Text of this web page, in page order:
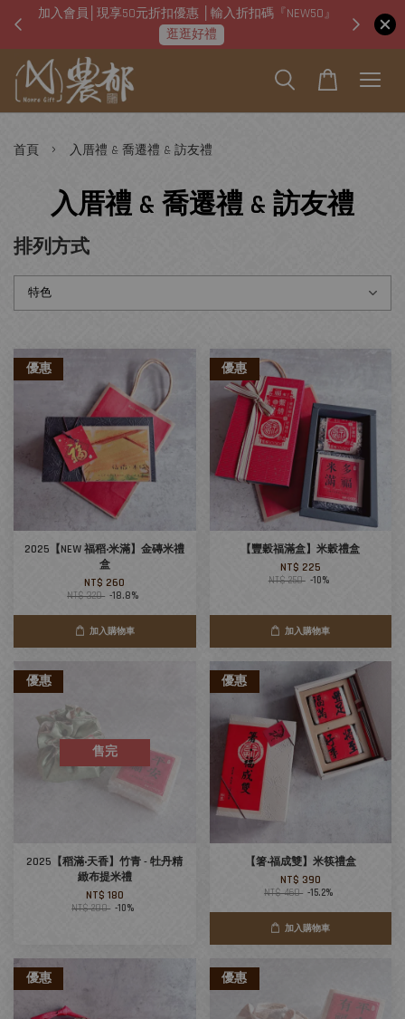
』
即日起「本店可線上使用台灣pay掃碼支付」
掃碼QR支付去！
首頁 › 入厝禮 & 喬遷禮 & 訪友禮
入厝禮 & 喬遷禮 & 訪友禮
排列方式
優惠
2025【NEW 福稻‧米滿】金磚米禮
盒
NT$ 260
NT$ 320 -18.8%
加入購物車
優惠
【豐穀福滿盒】米穀禮盒
NT$ 225
NT$ 250 -10%
加入購物車
優惠
售完
2025【稻滿‧天香】竹青 - 牡丹精
緻布提米禮
NT$ 180
NT$ 200 -10%
優惠
【箸‧福成雙】米筷禮盒
NT$ 390
NT$ 460 -15.2%
加入購物車
優惠 優惠